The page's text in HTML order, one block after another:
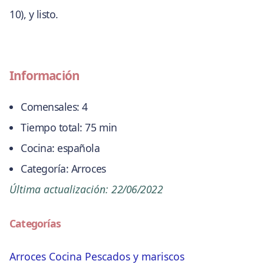
10), y listo.
Información
Comensales: 4
Tiempo total: 75 min
Cocina: española
Categoría: Arroces
Última actualización: 22/06/2022
Categorías
Arroces Cocina Pescados y mariscos